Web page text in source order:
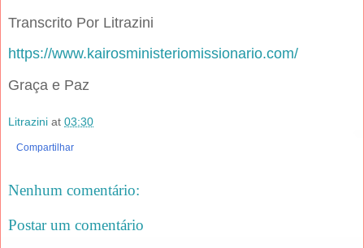
Transcrito Por Litrazini
https://www.kairosministeriomissionario.com/
Graça e Paz
Litrazini at 03:30
Compartilhar
Nenhum comentário:
Postar um comentário